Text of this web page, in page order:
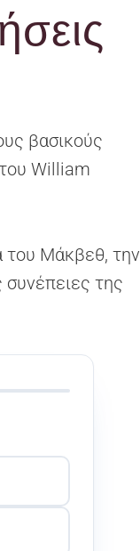
βασικούς
William
του Μάκβεθ, την
της